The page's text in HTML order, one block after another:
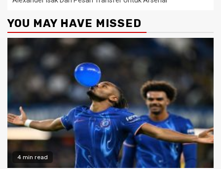
YOU MAY HAVE MISSED
4 min read